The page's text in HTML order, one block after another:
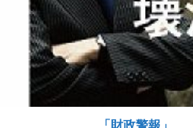
「財政警報」